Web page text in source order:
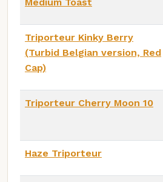
Triporteur Kinky Berry
(Turbid Belgian version, Red
Cap)
Triporteur Cherry Moon 10
Haze Triporteur